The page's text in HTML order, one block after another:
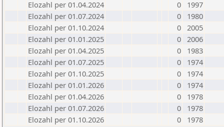
Elozahl per 01.04.2024
0
1997
Elozahl per 01.07.2024
0
1980
Elozahl per 01.10.2024
0 2005
Elozahl per 01.01.2025
0 2006
Elozahl per 01.04.2025
0
1983
Elozahl per 01.07.2025
0
1974
Elozahl per 01.10.2025
0
1974
Elozahl per 01.01.2026
0
1974
Elozahl per 01.04.2026
0
1978
Elozahl per 01.07.2026
0
1978
Elozahl per 01.10.2026
0 1978